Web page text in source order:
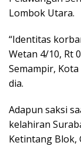
Lombok Utara.
“Identitas
Wetan 4/10, Rt
Semampir,
dia.
Adapun saksi
kelahiran
Ketintang Blok,